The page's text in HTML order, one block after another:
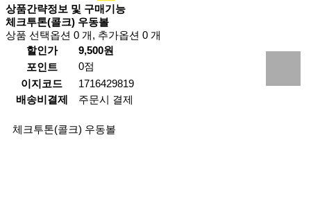
상품간략정보 및 구매기능
체크투톤(콜크) 우동볼
상품 선택옵션 0 개, 추가옵션 0 개
할인가
9,500원
포인트
0점
이지코드
1716429819
배송비결제
주문시 결제
체크투톤(콜크) 우동볼